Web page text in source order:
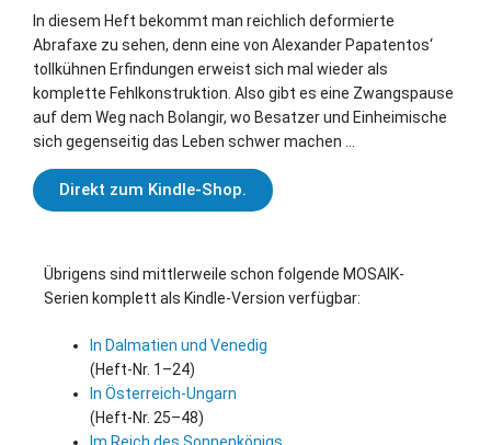
In diesem Heft bekommt man reichlich deformierte
Abrafaxe zu sehen, denn eine von Alexander Papatentos‘
tollkühnen Erfindungen erweist sich mal wieder als
komplette Fehlkonstruktion. Also gibt es eine Zwangspause
auf dem Weg nach Bolangir, wo Besatzer und Einheimische
sich gegenseitig das Leben schwer machen …
Direkt zum Kindle-Shop.
Übrigens sind mittlerweile schon folgende MOSAIK-
Serien komplett als Kindle-Version verfügbar:
In Dalmatien und Venedig
(Heft-Nr. 1–24)
In Österreich-Ungarn
(Heft-Nr. 25–48)